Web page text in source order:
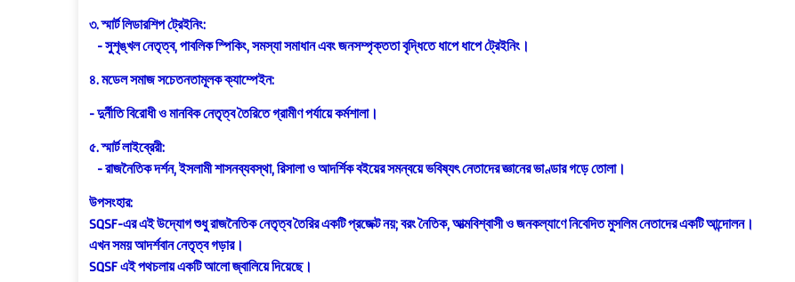
৩. স্মার্ট লিডারশিপ ট্রেইনিং:
- সুশৃঙ্খল নেতৃত্ব, পাবলিক স্পিকিং, সমস্যা সমাধান এবং জনসম্পৃক্ততা বৃদ্ধিতে ধাপে ধাপে ট্রেইনিং।
৪. মডেল সমাজ সচেতনতামূলক ক্যাম্পেইন:
- দুর্নীতি বিরোধী ও মানবিক নেতৃত্ব তৈরিতে গ্রামীণ পর্যায়ে কর্মশালা।
৫. স্মার্ট লাইব্রেরী:
- রাজনৈতিক দর্শন, ইসলামী শাসনব্যবস্থা, রিসালা ও আদর্শিক বইয়ের সমন্বয়ে ভবিষ্যৎ নেতাদের জ্ঞানের ভাণ্ডার গড়ে তোলা।
উপসংহার:
SQSF-এর এই উদ্যোগ শুধু রাজনৈতিক নেতৃত্ব তৈরির একটি প্রজেক্ট নয়; বরং নৈতিক, আত্মবিশ্বাসী ও জনকল্যাণে নিবেদিত মুসলিম নেতাদের একটি আন্দোলন।
এখন সময় আদর্শবান নেতৃত্ব গড়ার।
SQSF এই পথচলায় একটি আলো জ্বালিয়ে দিয়েছে।